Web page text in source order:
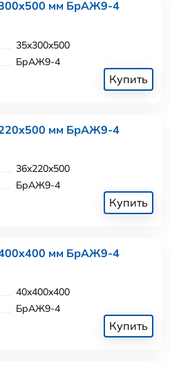
мм БрАЖ9-4
35x300x500
БрАЖ9-4
Купить
мм БрАЖ9-4
36x220x500
БрАЖ9-4
Купить
мм БрАЖ9-4
40x400x400
БрАЖ9-4
Купить